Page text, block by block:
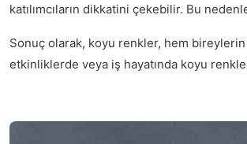
katılımcıların dikkatini çekebilir. Bu
Sonuç olarak, koyu renkler, hem
etkinliklerde veya iş hayatında koyu